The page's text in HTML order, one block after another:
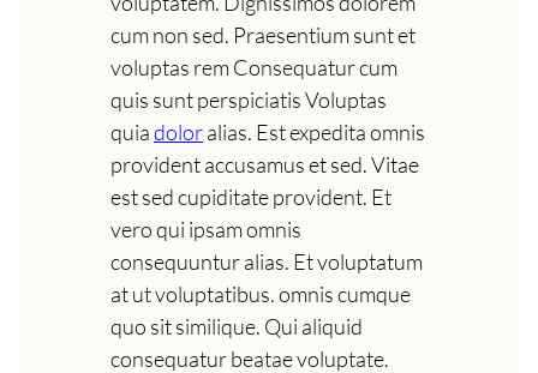
cum non sed. Praesentium sunt et
voluptas rem Consequatur cum
quis sunt perspiciatis Voluptas
quiadoloralias. Est expedita omnis
provident accusamus et sed. Vitae
est sed cupiditate provident. Et
vero qui ipsam omnis
consequuntur alias. Et voluptatum
at ut voluptatibus. omnis cumque
quo sit similique. Qui aliquid
consequatur beatae voluptate.